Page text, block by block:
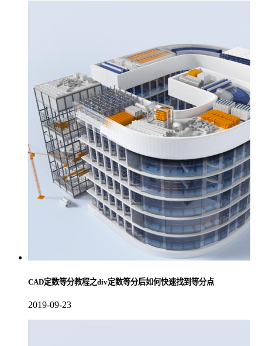
CAD定数等分教程之div定数等分后如何快速找到等分点
2019-09-23